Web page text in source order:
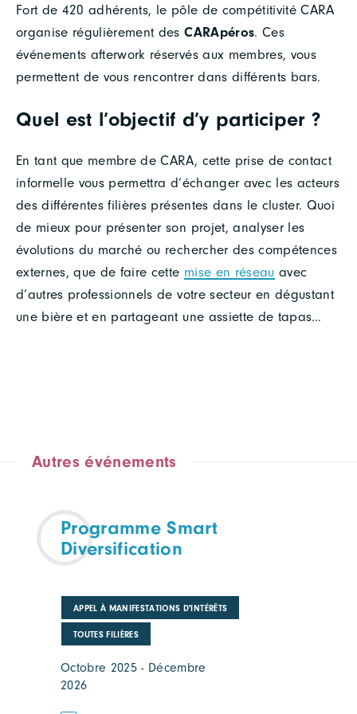
Fort de 420 adhérents, le pôle de compétitivité CARA
organise régulièrement desCARApéros. Ces
événements afterwork réservés aux membres, vous
permettent de vous rencontrer dans différents bars.
Quel est l’objectif d’y participer ?
En tant que membre de CARA, cette prise de contact
informelle vous permettra d’échanger avec les acteurs
des différentes filières présentes dans le cluster. Quoi
de mieux pour présenter son projet, analyser les
évolutions du marché ou rechercher des compétences
externes, que de faire cette mise en réseau avec
d’autres professionnels de votre secteur en dégustant
une bière et en partageant une assiette de tapas…
Autres événements
Programme Smart
Diversification
APPEL À MANIFESTATIONS D'INTÉRÊTS
TOUTES FILIÈRES
Octobre 2025 - Décembre
2026